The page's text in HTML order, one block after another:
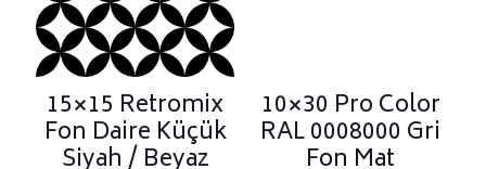
15×15 Retromix
Fon Daire Küçük
10×30 Pro Color
RAL 0008000 Gri